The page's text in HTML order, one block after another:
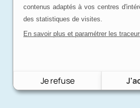
contenus adaptés à vos centres
des statistiques de visites.
En savoir plus et paramétrer les
Je refuse